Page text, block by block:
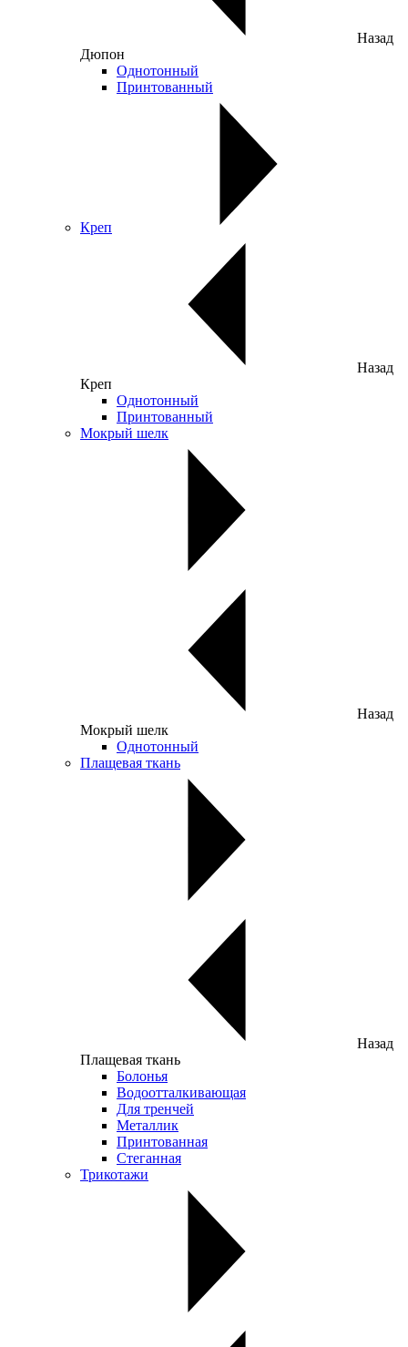
Назад
Дюпон
Однотонный
Принтованный
Креп
Назад
Креп
Однотонный
Принтованный
Мокрый шелк
Назад
Мокрый шелк
Однотонный
Плащевая ткань
Назад
Плащевая ткань
Болонья
Водоотталкивающая
Для тренчей
Металлик
Принтованная
Стеганная
Трикотажи